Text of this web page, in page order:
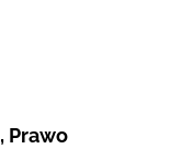
, Prawo